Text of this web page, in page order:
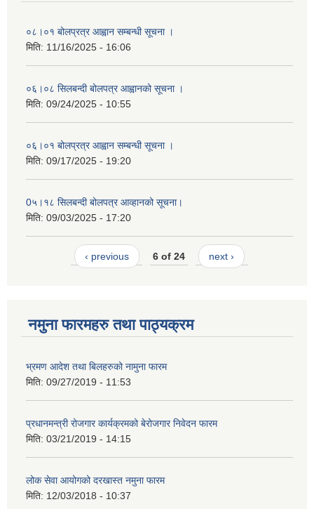
०८।०१ बोलप्रत्र आह्वान सम्बन्धी सूचना ।
मिति: 11/16/2025 - 16:06
०६।०८ सिलबन्दी बोलपत्र आह्वानको सूचना ।
मिति: 09/24/2025 - 10:55
०६।०१ बोलप्रत्र आह्वान सम्बन्धी सूचना ।
मिति: 09/17/2025 - 19:20
0५।१८ सिलबन्दी बोलपत्र आव्हानको सूचना।
मिति: 09/03/2025 - 17:20
‹ previous 6 of 24 next ›
नमुना फारमहरु तथा पाठ्यक्रम
भ्रमण आदेश तथा बिलहरुको नामुना फारम
मिति: 09/27/2019 - 11:53
प्रधानमन्त्री रोजगार कार्यक्रमको बेरोजगार निवेदन फारम
मिति: 03/21/2019 - 14:15
लोक सेवा आयोगको दरखास्त नमुना फारम
मिति: 12/03/2018 - 10:37